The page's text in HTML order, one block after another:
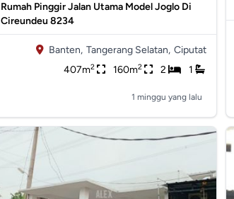
Rumah Pinggir Jalan Utama Model Joglo Di
Cireundeu 8234
Banten, Tangerang Selatan, Ciputat
407m2 160m2 2 1
1 minggu yang lalu